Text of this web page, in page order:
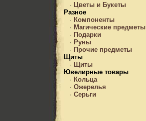
· Цветы и Букеты
Разное
· Компоненты
· Магические предметы
· Подарки
· Руны
· Прочие предметы
Щиты
· Щиты
Ювелирные товары
· Кольца
· Ожерелья
· Серьги